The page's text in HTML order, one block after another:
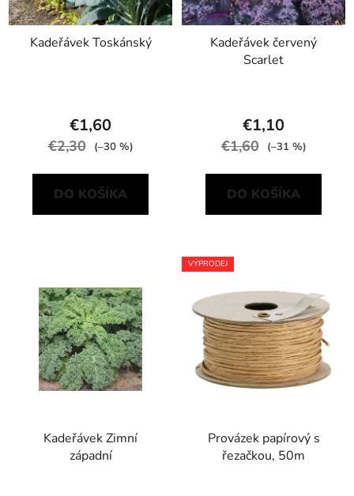
Kadeřávek Toskánský
€1,60
€2,30 (–30 %)
DO KOŠÍKA
Kadeřávek červený
Scarlet
€1,10
€1,60 (–31 %)
DO KOŠÍKA
Kadeřávek Zimní
západní
VÝPRODEJ
Provázek papírový s
řezačkou, 50m